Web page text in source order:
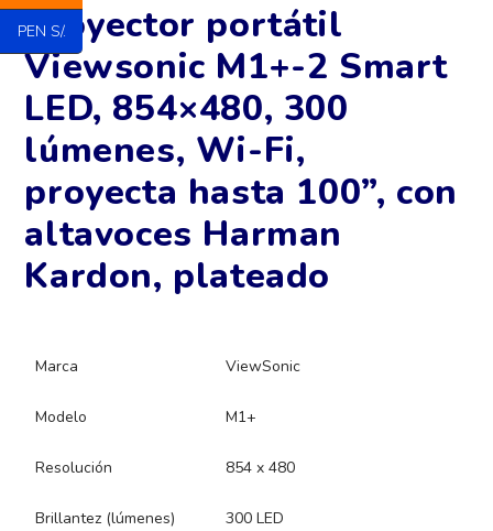
Proyector portátil
Viewsonic M1+-2 Smart
LED, 854×480, 300
lúmenes, Wi-Fi,
proyecta hasta 100”, con
altavoces Harman
Kardon, plateado
Marca ViewSonic
Modelo M1+
Resolución 854 x 480
Brillantez (lúmenes) 300 LED
PEN S/.